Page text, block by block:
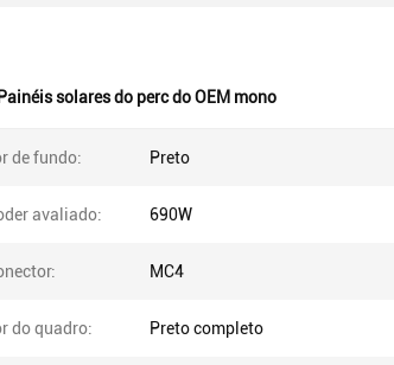
Painéis solares do perc do OEM mono
de fundo: Preto
avaliado: 690W
MC4
do quadro: Preto completo